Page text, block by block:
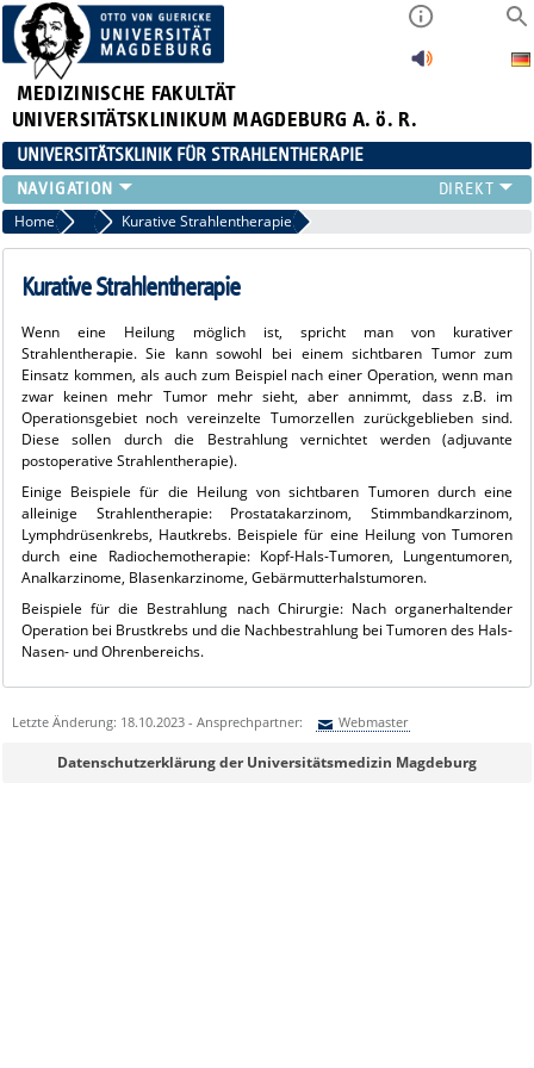
MEDIZINISCHE FAKULTÄT
UNIVERSITÄTSKLINIKUM MAGDEBURG A. ö. R.
UNIVERSITÄTSKLINIK FÜR STRAHLENTHERAPIE
KLINIK
FÜR PATIENTEN
FÜR ÄRZTE
FORSCHUNG
LEHRE
AKTUELLES
VIDEOS
Home Welche Ziele hat die Strahlentherapie?
Kurative Strahlentherapie
Kurative Strahlentherapie
Wenn eine Heilung möglich ist, spricht man von kurativer
Strahlentherapie. Sie kann sowohl bei einem sichtbaren Tumor zum
Einsatz kommen, als auch zum Bei­spiel nach einer Operation, wenn man
zwar keinen mehr Tumor mehr sieht, aber annimmt, dass z.B. im
Operationsgebiet noch vereinzelte Tumorzellen zurück­geblieben sind.
Diese sollen durch die Bestrahlung vernichtet werden (adjuvante
postoperative Strahlentherapie).
Einige Beispiele für die Heilung von sicht­baren Tumoren durch eine
alleinige Strah­lentherapie: Prostatakarzinom, Stimmbandkarzinom,
Lymphdrüsenkrebs, Hautkrebs. Beispiele für eine Heilung von Tumoren
durch eine Radiochemotherapie: Kopf-Hals-Tumoren, Lungentumoren,
Analkarzinome, Blasenkarzinome, Gebärmutterhalstumoren.
Beispiele für die Bestrah­lung nach Chirurgie: Nach organerhaltender
Operation bei Brustkrebs und die Nachbestrahlung bei Tumoren des Hals-
Nasen- und Ohrenbereichs.
Letzte Änderung: 18.10.2023 - Ansprechpartner: Webmaster
Sie können eine Nachricht versenden an:Webmaster
Datenschutzerklärung der Universitätsmedizin Magdeburg